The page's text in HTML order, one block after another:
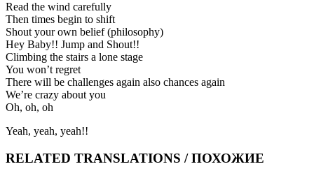
Read the wind carefully
Then times begin to shift
Shout your own belief (philosophy)
Hey Baby!! Jump and Shout!!
Climbing the stairs a lone stage
You won’t regret
There will be challenges again also chances again
We’re crazy about you
Oh, oh, oh
Yeah, yeah, yeah!!
RELATED TRANSLATIONS / ПОХОЖИЕ